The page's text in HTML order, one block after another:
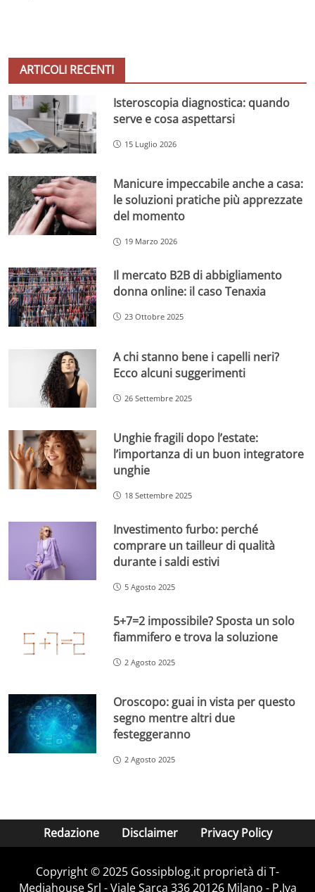
ARTICOLI RECENTI
Isteroscopia diagnostica: quando
serve e cosa aspettarsi
15 Luglio 2026
Manicure impeccabile anche a casa:
le soluzioni pratiche più apprezzate
del momento
19 Marzo 2026
Il mercato B2B di abbigliamento
donna online: il caso Tenaxia
23 Ottobre 2025
A chi stanno bene i capelli neri?
Ecco alcuni suggerimenti
26 Settembre 2025
Unghie fragili dopo l’estate:
l’importanza di un buon integratore
unghie
18 Settembre 2025
Investimento furbo: perché
comprare un tailleur di qualità
durante i saldi estivi
5 Agosto 2025
5+7=2 impossibile? Sposta un solo
fiammifero e trova la soluzione
2 Agosto 2025
Oroscopo: guai in vista per questo
segno mentre altri due
festeggeranno
2 Agosto 2025
Redazione Disclaimer Privacy Policy
Copyright © 2025 Gossipblog.it proprietà di T-
Mediahouse Srl - Viale Sarca 336 20126 Milano - P.Iva